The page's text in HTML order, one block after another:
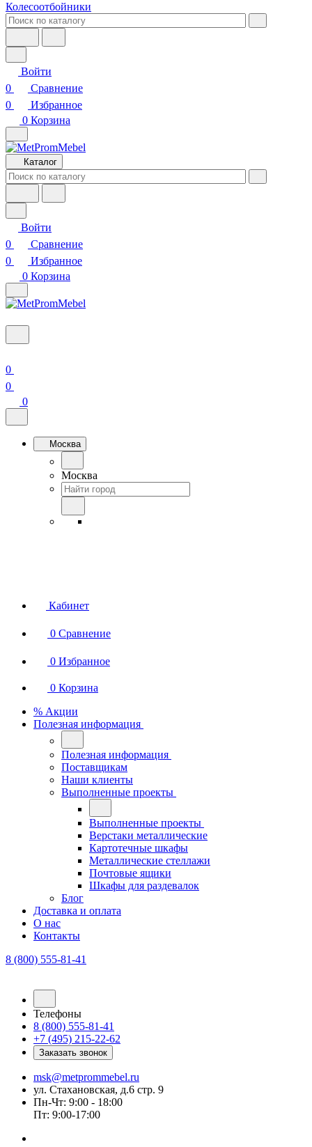
Колесоотбойники
Войти
0
Сравнение
0
Избранное
0 Корзина
Каталог
Войти
0
Сравнение
0
Избранное
0 Корзина
0
0
0
Москва
Москва
Кабинет
0 Сравнение
0 Избранное
0 Корзина
% Акции
Полезная информация
Полезная информация
Поставщикам
Наши клиенты
Выполненные проекты
Выполненные проекты
Верстаки металлические
Картотечные шкафы
Металлические стеллажи
Почтовые ящики
Шкафы для раздевалок
Блог
Доставка и оплата
О нас
Контакты
8 (800) 555-81-41
Телефоны
8 (800) 555-81-41
+7 (495) 215-22-62
Заказать звонок
msk@metprommebel.ru
ул. Стахановская, д.6 стр. 9
Пн-Чт: 9:00 - 18:00
Пт: 9:00-17:00